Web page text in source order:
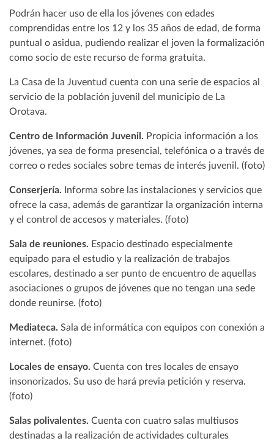
Podrán hacer uso de ella los jóvenes con edades
comprendidas entre los 12 y los 35 años de edad, de forma
puntual o asidua, pudiendo realizar el joven la formalización
como socio de este recurso de forma gratuita.
La Casa de la Juventud cuenta con una serie de espacios al
servicio de la población juvenil del municipio de La
Orotava.
Centro de Información Juvenil. Propicia información a los
jóvenes, ya sea de forma presencial, telefónica o a través de
correo o redes sociales sobre temas de interés juvenil. (foto)
Conserjería. Informa sobre las instalaciones y servicios que
ofrece la casa, además de garantizar la organización interna
y el control de accesos y materiales. (foto)
Sala de reuniones. Espacio destinado especialmente
equipado para el estudio y la realización de trabajos
escolares, destinado a ser punto de encuentro de aquellas
asociaciones o grupos de jóvenes que no tengan una sede
donde reunirse. (foto)
Mediateca. Sala de informática con equipos con conexión a
internet. (foto)
Locales de ensayo. Cuenta con tres locales de ensayo
insonorizados. Su uso de hará previa petición y reserva.
(foto)
Salas polivalentes. Cuenta con cuatro salas multiusos
destinadas a la realización de actividades culturales